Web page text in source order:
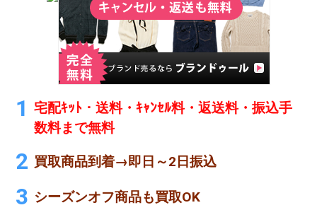
宅配ｷｯﾄ・送料・ｷｬﾝｾﾙ料・返送料・振込手
数料まで無料
買取商品到着→即日～2日振込
シーズンオフ商品も買取OK